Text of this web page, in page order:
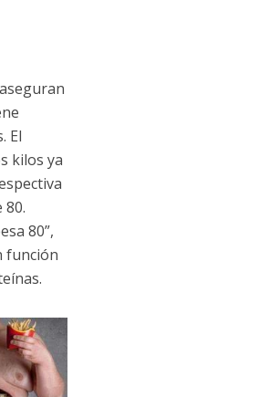
El
kilos ya
80.
80”,
función